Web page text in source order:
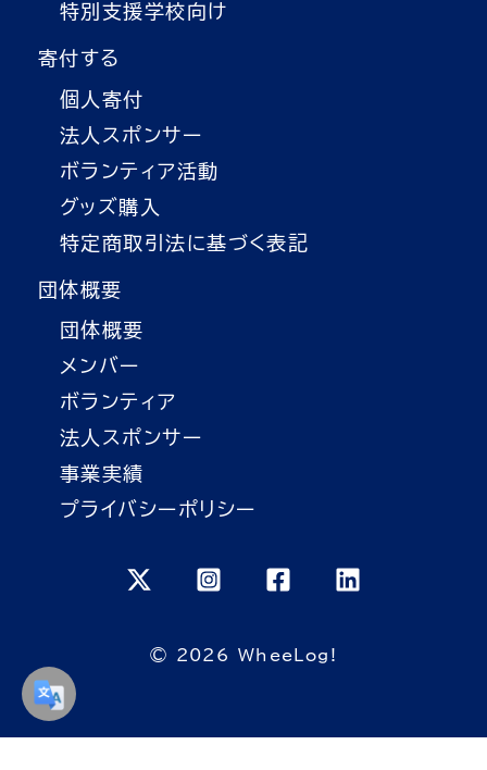
特別支援学校向け
寄付する
個人寄付
法人スポンサー
ボランティア活動
グッズ購入
特定商取引法に基づく表記
団体概要
団体概要
メンバー
ボランティア
法人スポンサー
事業実績
プライバシーポリシー
© 2026 WheeLog!